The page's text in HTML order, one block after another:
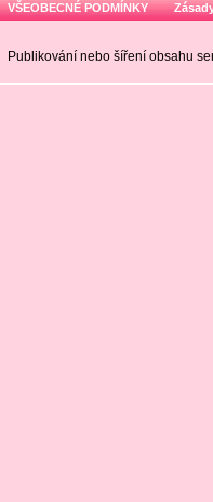
VŠEOBECNÉ PODMÍNKY
Publikování nebo šíření obsahu